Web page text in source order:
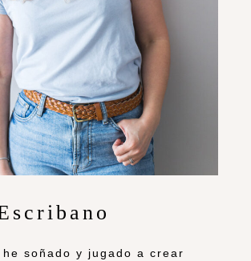
he soñado y jugado a crear